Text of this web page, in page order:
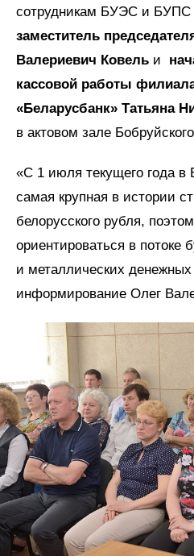
сотрудникам БУЭС и БУПС
заместитель
Валериевич Ковель и
кассовой работы
«Беларусбанк» Татьяна
в актовом зале
«С 1 июля текущего года в
самая крупная в истории
белорусского руб­ля,
ориентироваться в потоке
и металлических
информирование Олег